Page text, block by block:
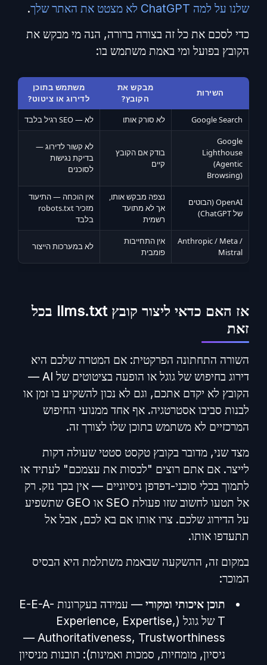
שלנו על למה ChatGPT לא מצטט את האתר שלך
.
כדי לסכם את כל זה בצורה ברורה, הנה מי מבקש את
הקובץ בפועל ומי באמת משתמש בו:
השירות
מבקש את
הקובץ?
משתמש בתוכן
לדירוג או ציטוט?
Google Search
לא סורק אותו
לא — SEO רגיל בלבד
Google
Lighthouse
(Agentic
Browsing)
בודק אם הקובץ
קיים
לא קשור לדירוג —
בדיקת נגישות
לסוכנים
OpenAI (הבוטים
של ChatGPT)
נצפה מבקש אותו,
אך לא מתועד
רשמית
אין הוכחה — התיעוד
מזכיר robots.txt
בלבד
Anthropic / Meta /
Mistral
אין התחייבות
פומבית
לא במערכות הייצור
אז האם כדאי ליצור קובץ llms.txt בכל
זאת
השורה התחתונה הפרקטית: אם המטרה שלכם היא
דירוג בחיפוש של גוגל או הופעה בציטוטים של AI —
הקובץ לא יקדם אתכם, וגם לא נכון להשקיע בו זמן או
לבנות סביבו אסטרטגיה. אף אחד ממנועי החיפוש
המרכזיים לא משתמש בתוכן שלו לצורך זה.
מצד שני, מדובר בקובץ טקסט סטטי שעולה דקות
לייצר. אם אתם רוצים "לכסות את עצמכם" לעתיד או
לתמוך בכלי סוכני-דפדפן ניסיוניים — אין בכך נזק. רק
אל תטעו לחשוב שזו פעולת SEO או GEO שתשפיע
על הדירוג שלכם. צרו אותו אם בא לכם, אבל אל
תתעדפו אותו.
במקום זה, ההשקעה שבאמת משתלמת היא הבסיס
המוכר:
תוכן איכותי ומקורי
— עמידה בעקרונות E-E-A-
T של גוגל (Experience, Expertise,
Authoritativeness, Trustworthiness —
ניסיון, מומחיות, סמכות ואמינות): תובנות מניסיון